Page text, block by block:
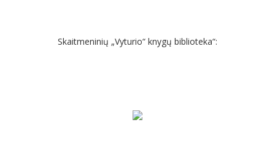
Skaitmeninių „Vyturio“ knygų biblioteka“: